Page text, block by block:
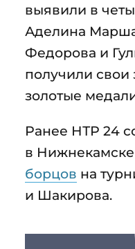
выявили в
Аделина
Федорова и
получили
золотые
Ранее НТР 24
в Нижнекамске
борцов на
и Шакирова.